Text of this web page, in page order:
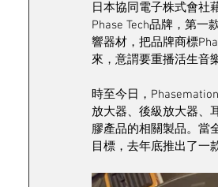
日本協同電子株式會社
Phase Tech品牌，第一
響器材，把品牌商標
來，意謂要重播活生音
時至今日，
放大器、後級放大器、
膠產品的相關製品。當
目標，去年底推出了一